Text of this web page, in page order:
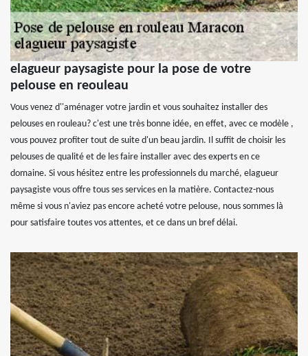
elagueur paysagiste pour la pose de votre
pelouse en reouleau
Vous venez d''aménager votre jardin et vous souhaitez installer des
pelouses en rouleau? c'est une très bonne idée, en effet, avec ce modèle ,
vous pouvez profiter tout de suite d'un beau jardin. Il suffit de choisir les
pelouses de qualité et de les faire installer avec des experts en ce
domaine. Si vous hésitez entre les professionnels du marché, elagueur
paysagiste vous offre tous ses services en la matière. Contactez-nous
même si vous n'aviez pas encore acheté votre pelouse, nous sommes là
pour satisfaire toutes vos attentes, et ce dans un bref délai.